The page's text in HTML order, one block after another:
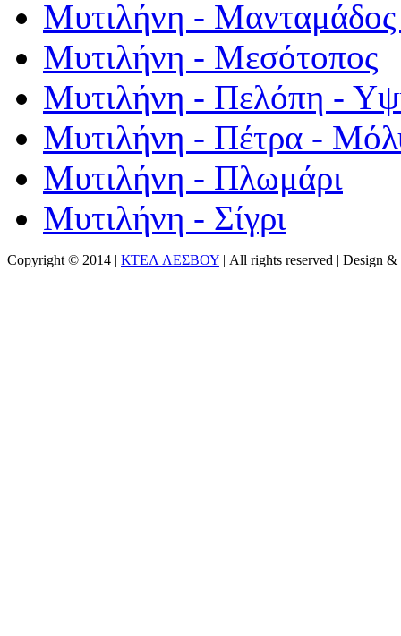
Μυτιλήνη - Μανταμάδος
Μυτιλήνη - Μεσότοπος
Μυτιλήνη - Πελόπη -
Μυτιλήνη - Πέτρα -
Μυτιλήνη - Πλωμάρι
Μυτιλήνη - Σίγρι
Copyright © 2014 | ΚΤΕΛ ΛΕΣΒΟΥ | All rights reserved | Design &